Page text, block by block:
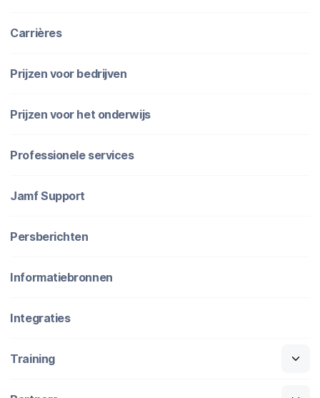
Carrières
Prijzen voor bedrijven
Prijzen voor het onderwijs
Professionele services
Jamf Support
Persberichten
Informatiebronnen
Integraties
Training